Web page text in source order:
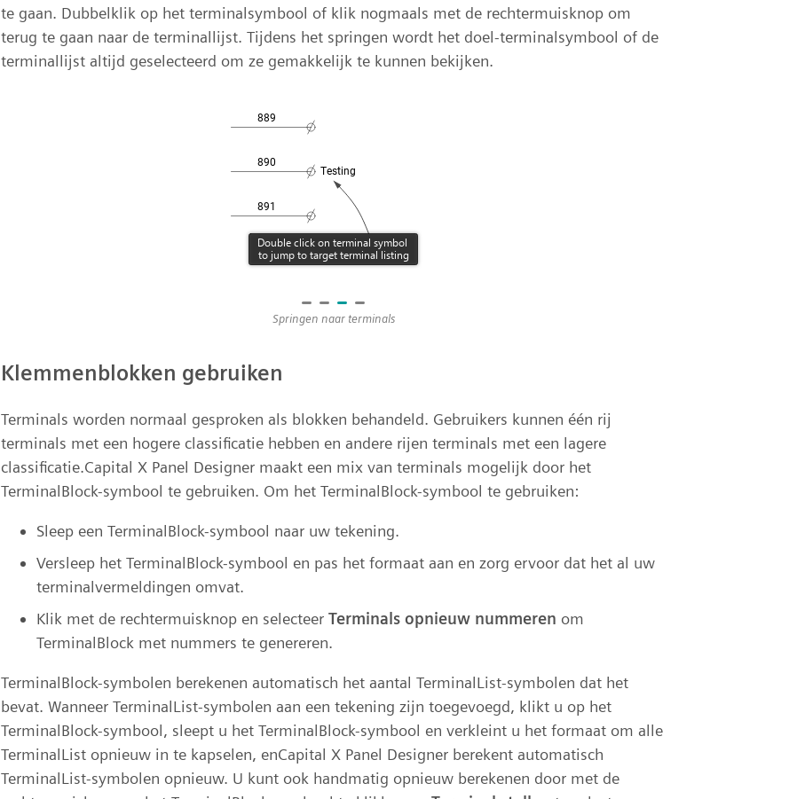
te gaan. Dubbelklik op het terminalsymbool of klik nogmaals met de rechtermuisknop om
terug te gaan naar de terminallijst. Tijdens het springen wordt het doel-terminalsymbool of de
terminallijst altijd geselecteerd om ze gemakkelijk te kunnen bekijken.
Springen naar terminals
Klemmenblokken gebruiken
Terminals worden normaal gesproken als blokken behandeld. Gebruikers kunnen één rij
terminals met een hogere classificatie hebben en andere rijen terminals met een lagere
classificatie.Capital X Panel Designer maakt een mix van terminals mogelijk door het
TerminalBlock-symbool te gebruiken. Om het TerminalBlock-symbool te gebruiken:
Sleep een TerminalBlock-symbool naar uw tekening.
Versleep het TerminalBlock-symbool en pas het formaat aan en zorg ervoor dat het al uw
terminalvermeldingen omvat.
Klik met de rechtermuisknop en selecteer Terminals opnieuw nummeren om
TerminalBlock met nummers te genereren.
TerminalBlock-symbolen berekenen automatisch het aantal TerminalList-symbolen dat het
bevat. Wanneer TerminalList-symbolen aan een tekening zijn toegevoegd, klikt u op het
TerminalBlock-symbool, sleept u het TerminalBlock-symbool en verkleint u het formaat om alle
TerminalList opnieuw in te kapselen, enCapital X Panel Designer berekent automatisch
TerminalList-symbolen opnieuw. U kunt ook handmatig opnieuw berekenen door met de